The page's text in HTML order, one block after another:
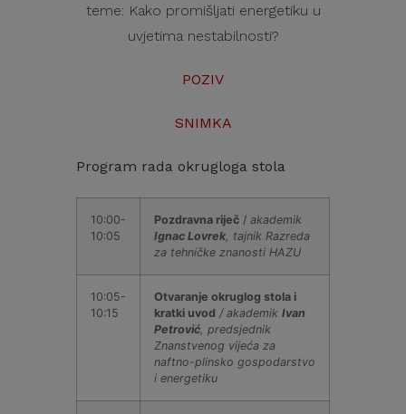
teme: Kako promišljati energetiku u
uvjetima nestabilnosti?
POZIV
SNIMKA
Program rada okrugloga stola
10:00-
10:05
Pozdravna riječ / akademik
Ignac Lovrek , tajnik Razreda
za tehničke znanosti HAZU
10:05-
10:15
Otvaranje okruglog stola i
kratki uvod / akademik Ivan
Petrović , predsjednik
Znanstvenog vijeća za
naftno-plinsko gospodarstvo
i energetiku